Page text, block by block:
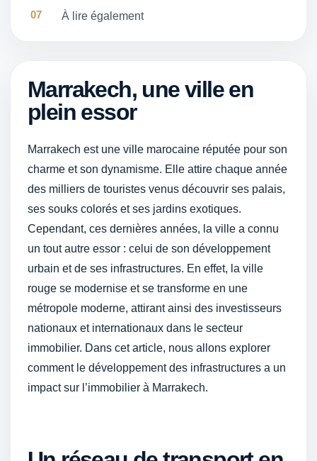
À lire également
Marrakech, une ville en
plein essor
Marrakech est une ville marocaine réputée pour son
charme et son dynamisme. Elle attire chaque année
des milliers de touristes venus découvrir ses palais,
ses souks colorés et ses jardins exotiques.
Cependant, ces dernières années, la ville a connu
un tout autre essor : celui de son développement
urbain et de ses infrastructures. En effet, la ville
rouge se modernise et se transforme en une
métropole moderne, attirant ainsi des investisseurs
nationaux et internationaux dans le secteur
immobilier. Dans cet article, nous allons explorer
comment le développement des infrastructures a un
impact sur l’immobilier à Marrakech.